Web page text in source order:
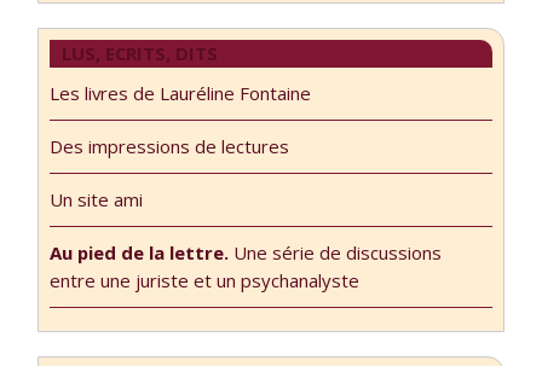
LUS, ECRITS, DITS
Les livres de Lauréline Fontaine
Des impressions de lectures
Un site ami
Au pied de la lettre. Une série de discussions
entre une juriste et un psychanalyste